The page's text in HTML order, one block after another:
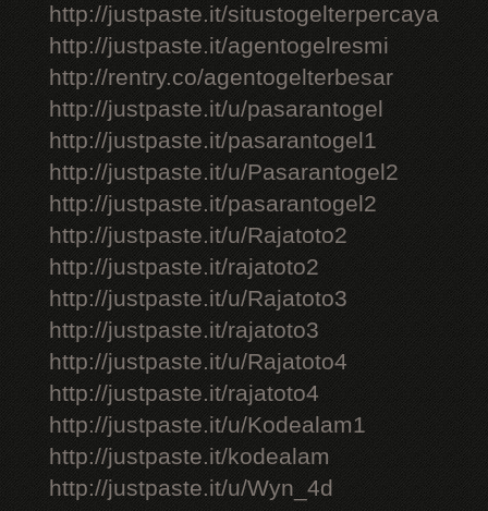
http://justpaste.it/situstogelterpercaya
http://justpaste.it/agentogelresmi
http://rentry.co/agentogelterbesar
http://justpaste.it/u/pasarantogel
http://justpaste.it/pasarantogel1
http://justpaste.it/u/Pasarantogel2
http://justpaste.it/pasarantogel2
http://justpaste.it/u/Rajatoto2
http://justpaste.it/rajatoto2
http://justpaste.it/u/Rajatoto3
http://justpaste.it/rajatoto3
http://justpaste.it/u/Rajatoto4
http://justpaste.it/rajatoto4
http://justpaste.it/u/Kodealam1
http://justpaste.it/kodealam
http://justpaste.it/u/Wyn_4d